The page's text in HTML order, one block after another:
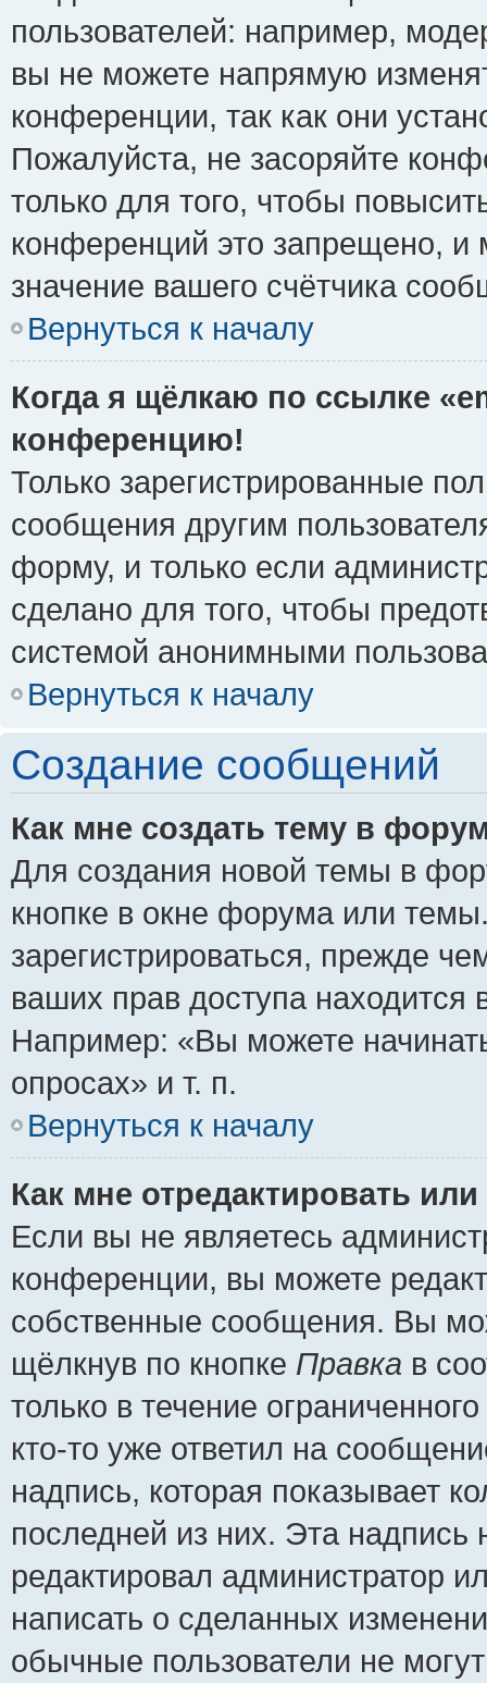
пользователей: например,
вы не можете напрямую
конференции, так как они
Пожалуйста, не засоряйте
только для того, чтобы
конференций это запрещено, и
значение вашего счётчика
Вернуться к началу
Когда я щёлкаю по ссылке
конференцию!
Только зарегистрированные
сообщения другим
форму, и только если
сделано для того, чтобы
системой анонимными
Вернуться к началу
Создание сообщений
Как мне создать тему в
Для создания новой темы в
кнопке в окне форума или
зарегистрироваться, прежде
ваших прав доступа
Например: «Вы можете
опросах» и т. п.
Вернуться к началу
Как мне отредактировать
Если вы не являетесь
конференции, вы можете
собственные сообщения. Вы
щёлкнув по кнопке Правка в
только в течение
кто-то уже ответил на
надпись, которая показывает
последней из них. Эта
редактировал администратор
написать о сделанных
обычные пользователи не